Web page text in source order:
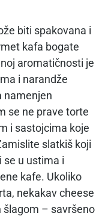
biti spakovana i
kafa bogate
aromatičnosti je
i narandže
namenjen
se ne prave torte
i sastojcima koje
slatkiš koji
se u ustima i
kafe. Ukoliko
nekakav cheese
šlagom – savršeno